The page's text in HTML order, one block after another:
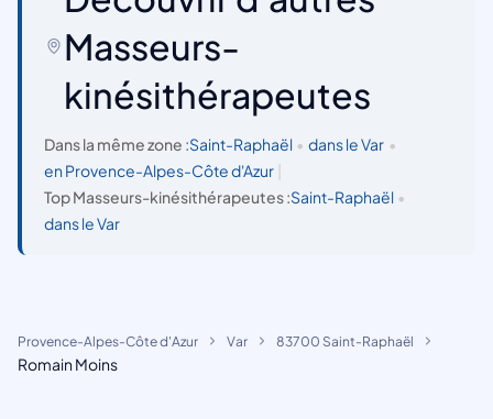
Masseurs-
kinésithérapeutes
Dans la même zone :Saint-Raphaël • dans le Var •
en Provence-Alpes-Côte d'Azur
Top Masseurs-kinésithérapeutes :Saint-Raphaël •
dans le Var
Provence-Alpes-Côte d'Azur Var 83700 Saint-Raphaël
Romain Moins